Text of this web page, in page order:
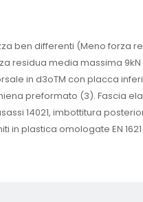
ben differenti (Meno forza
residua media massima
in d3oTM con placca
preformato (3). Fascia
14021, imbottitura
plastica omologate EN 1621